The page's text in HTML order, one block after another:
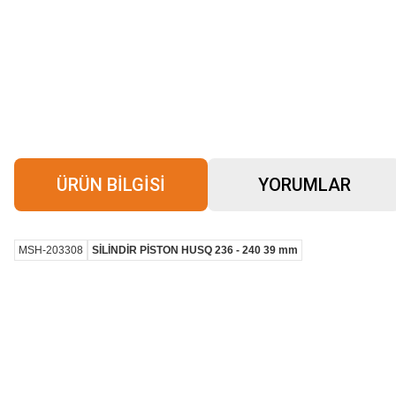
ÜRÜN BILGISI YORUMLAR
MSH-203308 SİLİNDİR PİSTON HUSQ 236 - 240 39 mm